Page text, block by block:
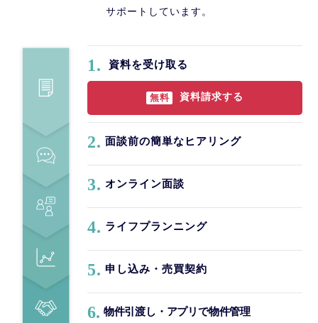
サポートしています。
1. 資料を受け取る
無料 資料請求する
2. 面談前の簡単なヒアリング
3. オンライン面談
4. ライフプランニング
5. 申し込み・売買契約
6. 物件引渡し・アプリで物件管理